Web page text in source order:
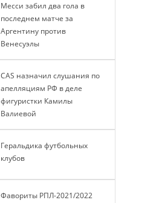
Месси забил два гола в
последнем матче за
Аргентину против
Венесуэлы
CAS назначил слушания по
апелляциям РФ в деле
фигуристки Камилы
Валиевой
Геральдика футбольных
клубов
Фавориты РПЛ-2021/2022